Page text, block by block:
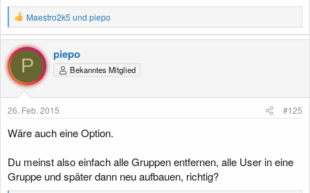
R
e
a
k
t
i
o
n
n
Maestro2k5 und piepo
P
piepo
Bekanntes Mitglied
26. Feb. 2015 #125
Wäre auch eine Option.
Du meinst also einfach alle Gruppen entfernen, alle User in eine
Gruppe und später dann neu aufbauen, richtig?